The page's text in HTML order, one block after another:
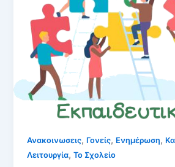
Ανακοινωσεις, Γονείς, Ενημέρωση,
Λειτουργία,Το Σχολείο